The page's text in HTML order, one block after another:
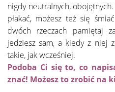
nigdy neutralnych,
płakać, możesz też się
dwóch rzeczach pamiętaj
jedziesz sam, a kiedy z niej
takie, jak wcześniej.
Podoba Ci się to, co
znać! Możesz to zrobić na